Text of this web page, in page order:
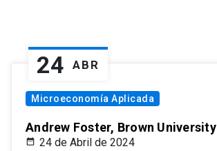
24 ABR
Microeconomía Aplicada
Andrew Foster, Brown University
24 de Abril de 2024